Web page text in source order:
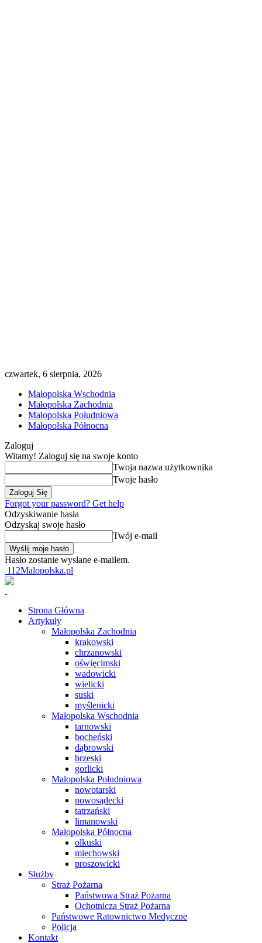
czwartek, 6 sierpnia, 2026
Małopolska Wschodnia
Małopolska Zachodnia
Małopolska Południowa
Małopolska Północna
Zaloguj
Witamy! Zaloguj się na swoje konto
Twoja nazwa użytkownika
Twoje hasło
Forgot your password? Get help
Odzyskiwanie hasła
Odzyskaj swoje hasło
Twój e-mail
Hasło zostanie wysłane e-mailem.
112Malopolska.pl
Strona Główna
Artykuły
Małopolska Zachodnia
krakowski
chrzanowski
oświęcimski
wadowicki
wielicki
suski
myślenicki
Małopolska Wschodnia
tarnowski
bocheński
dąbrowski
brzeski
gorlicki
Małopolska Południowa
nowotarski
nowosądecki
tatrzański
limanowski
Małopolska Północna
olkuski
miechowski
proszowicki
Służby
Straż Pożarna
Państwowa Straż Pożarna
Ochotnicza Straż Pożarna
Państwowe Ratownictwo Medyczne
Policja
Kontakt